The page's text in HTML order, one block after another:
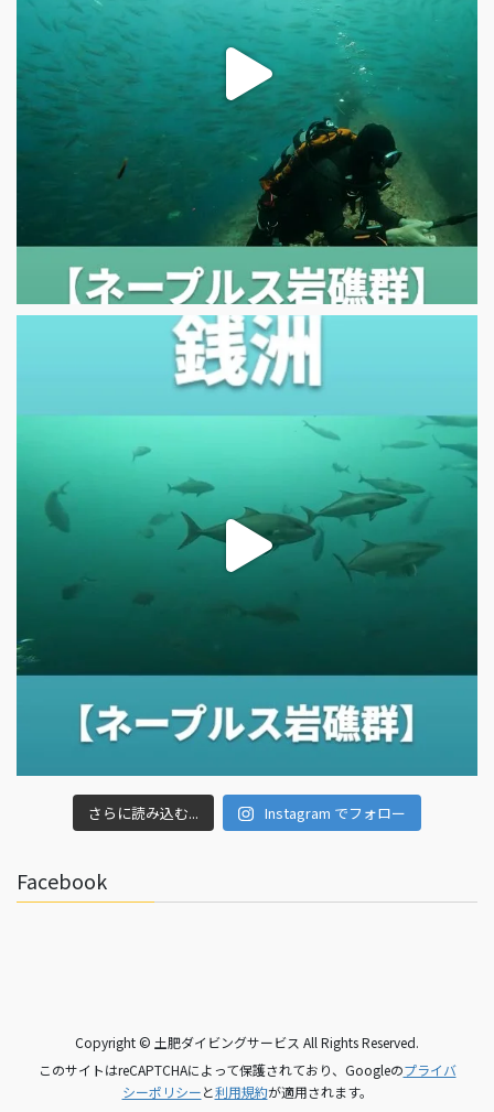
さらに読み込む... Instagram でフォロー
Facebook
Copyright © 土肥ダイビングサービス All Rights Reserved.
このサイトはreCAPTCHAによって保護されており、Googleのプライバ
シーポリシーと利用規約が適用されます。